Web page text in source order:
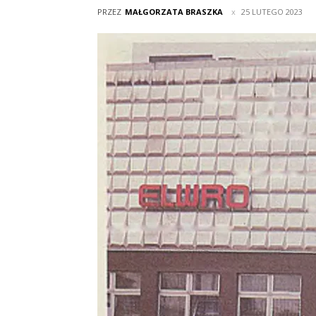
PRZEZ MAŁGORZATA BRASZKA 25 LUTEGO 2023